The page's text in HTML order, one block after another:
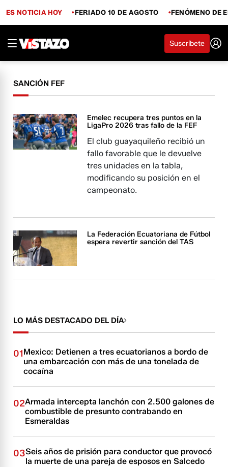
ES NOTICIA HOY FERIADO 10 DE AGOSTO FENÓMENO DE
Suscríbete
SANCIÓN FEF
Emelec recupera tres puntos en la
LigaPro 2026 tras fallo de la FEF
El club guayaquileño recibió un
fallo favorable que le devuelve
tres unidades en la tabla,
modificando su posición en el
campeonato.
La Federación Ecuatoriana de Fútbol
espera revertir sanción del TAS
LO MÁS DESTACADO DEL DÍA
01Mexico: Detienen a tres ecuatorianos a bordo de
una embarcación con más de una tonelada de
cocaína
02Armada intercepta lanchón con 2.500 galones de
combustible de presunto contrabando en
Esmeraldas
03Seis años de prisión para conductor que provocó
la muerte de una pareja de esposos en Salcedo